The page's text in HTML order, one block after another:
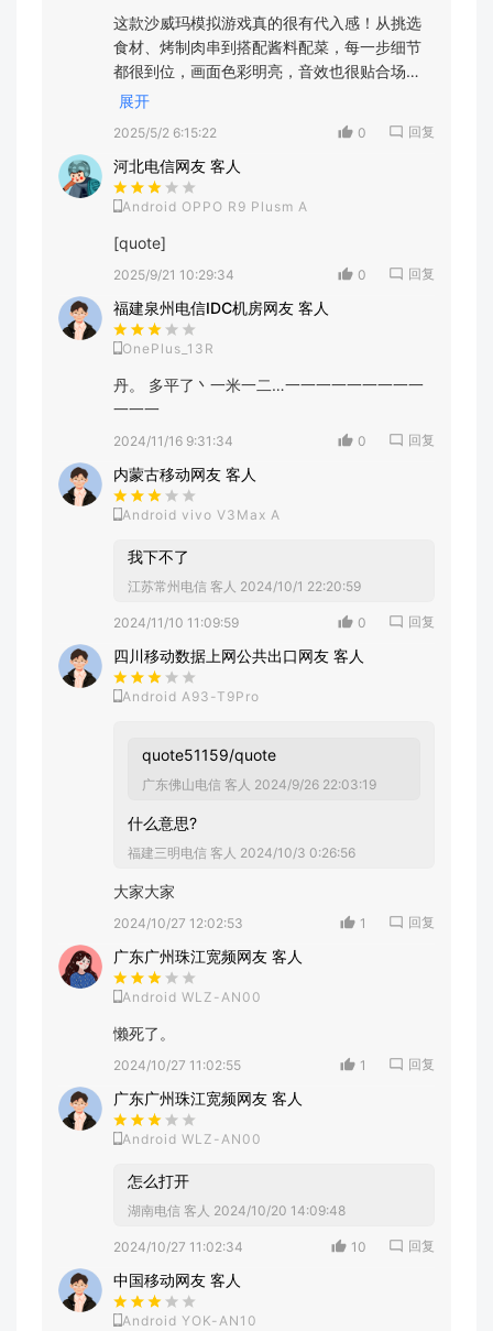
这款沙威玛模拟游戏真的很有代入感！从挑选
食材、烤制肉串到搭配酱料配菜，每一步细节
都很到位，画面色彩明亮，音效也很贴合场
景，解锁新配方和店铺升级的过程超有成就
的小伙伴！
展开
2025/5/2 6:15:22 0 回复
河北电信网友 客人
Android OPPO R9 Plusm A
[quote]
2025/9/21 10:29:34 0 回复
福建泉州电信IDC机房网友 客人
OnePlus_13R
丹。 多平了丶一米一二…一一一一一一一一一
一一一
2024/11/16 9:31:34 0 回复
内蒙古移动网友 客人
Android vivo V3Max A
我下不了
江苏常州电信 客人 2024/10/1 22:20:59
2024/11/10 11:09:59 0 回复
四川移动数据上网公共出口网友 客人
Android A93-T9Pro
quote51159/quote
广东佛山电信 客人 2024/9/26 22:03:19
什么意思?
福建三明电信 客人 2024/10/3 0:26:56
大家大家
2024/10/27 12:02:53 1 回复
广东广州珠江宽频网友 客人
Android WLZ-AN00
懒死了。
2024/10/27 11:02:55 1 回复
广东广州珠江宽频网友 客人
Android WLZ-AN00
怎么打开
湖南电信 客人 2024/10/20 14:09:48
2024/10/27 11:02:34 10 回复
中国移动网友 客人
Android YOK-AN10